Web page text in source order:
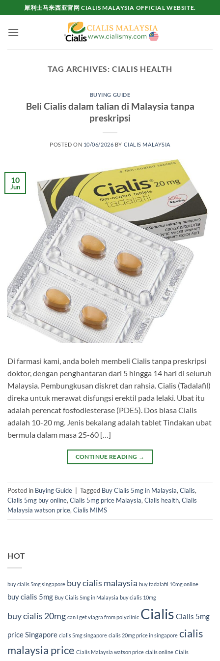
to
content
犀利士马来西亚官网 CIALIS MALAYSIA OFFICIAL WEBSITE.
TAG ARCHIVES: CIALIS HEALTH
BUYING GUIDE
Beli Cialis dalam talian di Malaysia tanpa
preskripsi
POSTED ON 10/06/2026 BY CIALIS MALAYSIA
10
Jun
Di farmasi kami, anda boleh membeli Cialis tanpa preskripsi
doktor, dengan penghantaran dari 5 hingga 14 hari di seluruh
Malaysia. Pembungkusan diskret dan rahsia. Cialis (Tadalafil)
direka untuk merawat disfungsi erektil pada lelaki. Ubat itu
adalah perencat fosfodiesterase (PDE5). Dos biasa Cialis
adalah 10-20 mg. Jenis bekalang adalah tablet Tindakan ubat
bermula dalam masa 25-60 […]
CONTINUE READING →
Posted in Buying Guide Tagged Buy Cialis 5mg in Malaysia,Cialis,
Cialis 5mg buy online,Cialis 5mg price Malaysia,Cialis health,Cialis
Malaysia watson price,Cialis MIMS
HOT
buy cialis 5mg singapore buy cialis malaysia buy tadalafil 10mg online
buy cialis 5mg Buy Cialis 5mg in Malaysia buy cialis 10mg
buy cialis 20mg can i get viagra from polyclinic Cialis Cialis 5mg
price Singapore cialis 5mg singapore cialis 20mg price in singapore cialis
malaysia price Cialis Malaysia watson price cialis online Cialis